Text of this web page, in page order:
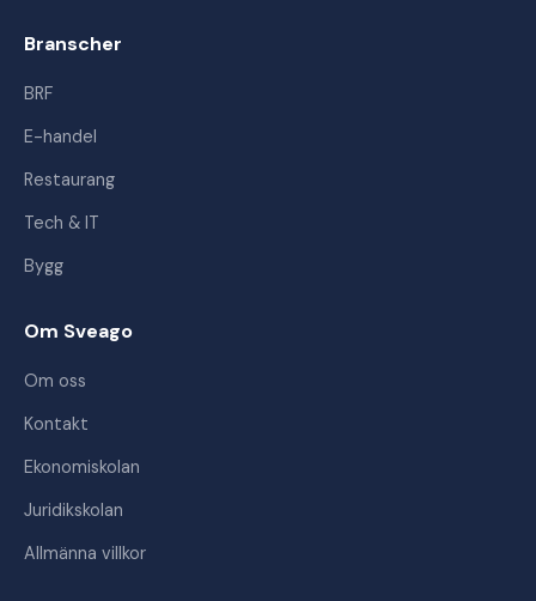
Branscher
BRF
E-handel
Restaurang
Tech & IT
Bygg
Om Sveago
Om oss
Kontakt
Ekonomiskolan
Juridikskolan
Allmänna villkor